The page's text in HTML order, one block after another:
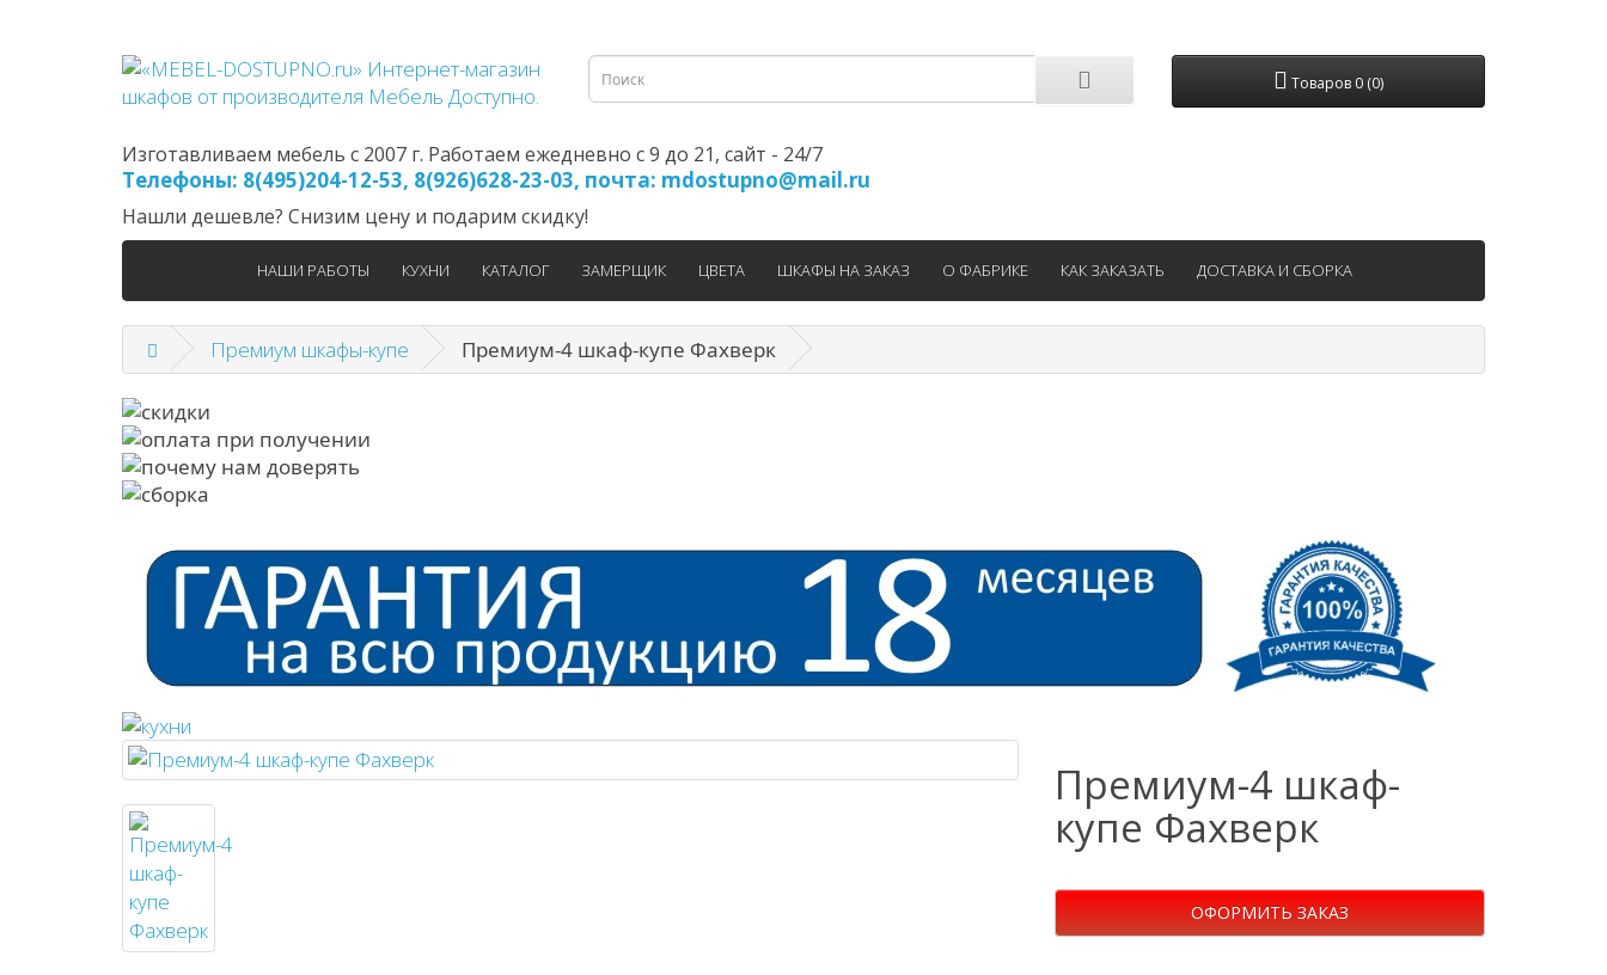
Товаров 0 (0)
Изготавливаем мебель с 2007 г. Работаем ежедневно с 9 до 21, cайт - 24/7
Телефоны: 8(495)204-12-53, 8(926)628-23-03, почта: mdostupno@mail.ru
Нашли дешевле? Снизим цену и подарим скидку!
НАШИ РАБОТЫ КУХНИ КАТАЛОГ ЗАМЕРЩИК ЦВЕТА ШКАФЫ НА ЗАКАЗ О ФАБРИКЕ КАК ЗАКАЗАТЬ ДОСТАВКА И СБОРКА
Премиум шкафы-купе Премиум-4 шкаф-купе Фахверк
Премиум-4 шкаф-
купе Фахверк
ОФОРМИТЬ ЗАКАЗ